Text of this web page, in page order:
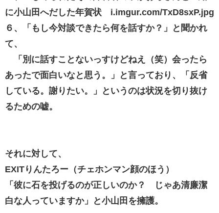
に小山田へだした年賀状 i.imgur.com/TxD8sxP.jpg
６、「もし今対談できたら何を話すか？」と聞かれ
て、
「別に話すことないっすけどねえ（笑）会ったら
あったで面白いなと思う。」と言っており、「反省
している。謝りたい。」というのは状況を切り抜け
るための嘘。
それに対して、
EXITりんたろー（チェホンマン顔のほう）
「彼に石を投げるのが正しいのか？ じゃあ清廉潔
白な人っていますか」と小山田を擁護。